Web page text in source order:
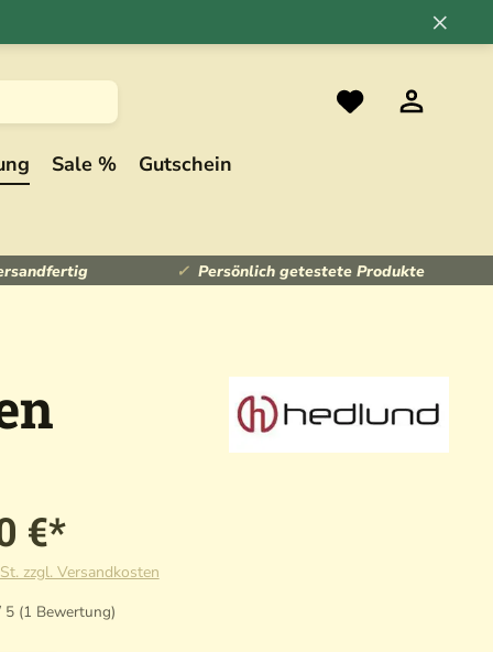
×
Sale % Gutschein
Persönlich getestete Produkte
€*
zzgl. Versandkosten
5 (1 Bewertung)